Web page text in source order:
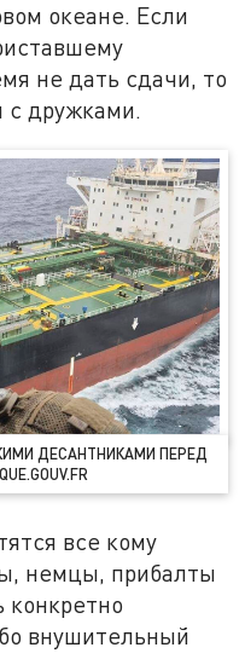
океане. Если
не дать сдачи, то
с дружками.
ДЕСАНТНИКАМИ ПЕРЕД
все кому
немцы, прибалты
конкретно
внушительный